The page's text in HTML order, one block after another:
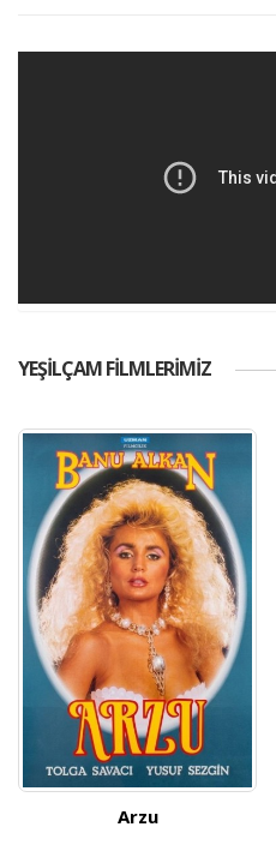
YEŞİLÇAM FİLMLERİMİZ
Arzu